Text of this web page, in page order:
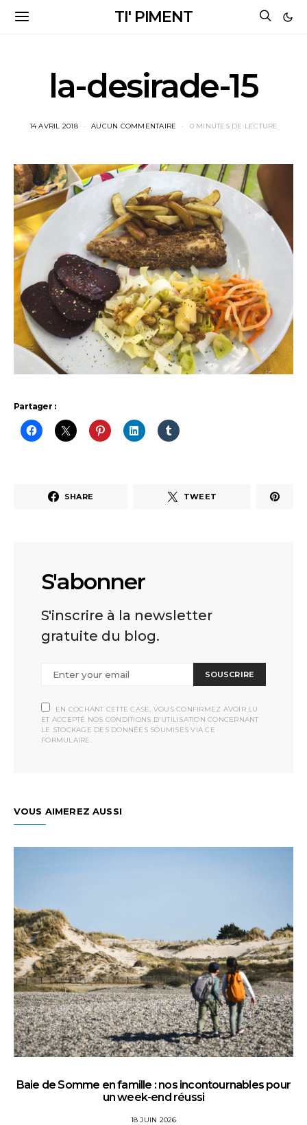
TI' PIMENT
la-desirade-15
14 AVRIL 2018 AUCUN COMMENTAIRE 0 MINUTES DE LECTURE
Partager :
SHARE TWEET
S'abonner
S'inscrire à la newsletter
gratuite du blog.
SOUSCRIRE
EN COCHANT CETTE CASE, VOUS CONFIRMEZ AVOIR LU
ET ACCEPTÉ NOS CONDITIONS D'UTILISATION CONCERNANT
LE STOCKAGE DES DONNÉES SOUMISES VIA CE
FORMULAIRE.
VOUS AIMEREZ AUSSI
Baie de Somme en famille : nos incontournables pour
un week-end réussi
18 JUIN 2026